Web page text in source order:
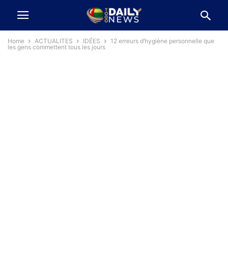
Home ACTUALITES IDÉES
12 erreurs d’hygiène personnelle que
les gens commettent tous les jours